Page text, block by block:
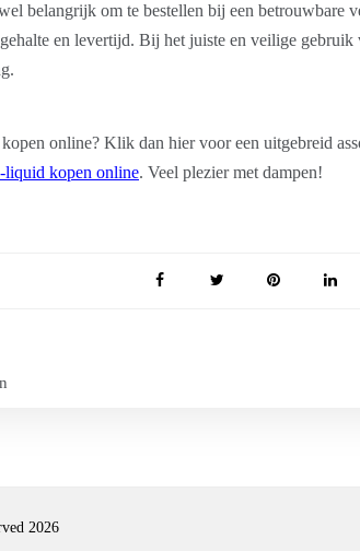
belangrijk om te bestellen bij een betrouwbare
en levertijd. Bij het juiste en veilige gebruik
online? Klik dan hier voor een uitgebreid
liquid kopen online. Veel plezier met dampen!
2026